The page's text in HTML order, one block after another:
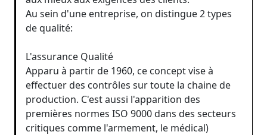
Au sein d'une entreprise, on distingue 2 types
de qualité:
L'assurance Qualité
Apparu à partir de 1960, ce concept vise à
effectuer des contrôles sur toute la chaine de
production. C'est aussi l'apparition des
premières normes ISO 9000 dans des secteurs
critiques comme l'armement, le médical)